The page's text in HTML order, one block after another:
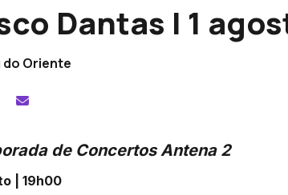
Dantas | 1
do Oriente
de Concertos Antena 2
| 19h00